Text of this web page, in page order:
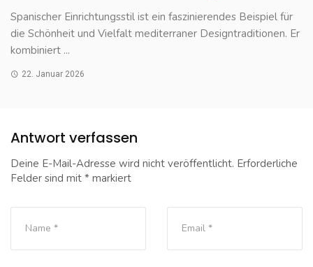
Spanischer Einrichtungsstil ist ein faszinierendes Beispiel für
die Schönheit und Vielfalt mediterraner Designtraditionen. Er
kombiniert ...
22. Januar 2026
Antwort verfassen
Deine E-Mail-Adresse wird nicht veröffentlicht. Erforderliche
Felder sind mit * markiert